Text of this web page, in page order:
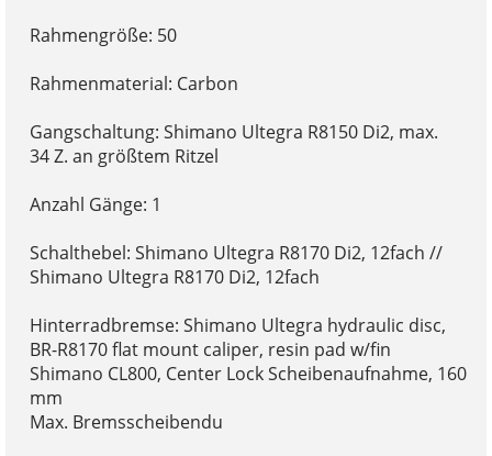
Rahmengröße: 50
Rahmenmaterial: Carbon
Gangschaltung: Shimano Ultegra R8150 Di2, max.
34 Z. an größtem Ritzel
Anzahl Gänge: 1
Schalthebel: Shimano Ultegra R8170 Di2, 12fach //
Shimano Ultegra R8170 Di2, 12fach
Hinterradbremse: Shimano Ultegra hydraulic disc,
BR-R8170 flat mount caliper, resin pad w/fin
Shimano CL800, Center Lock Scheibenaufnahme, 160
mm
Max. Bremsscheibendu